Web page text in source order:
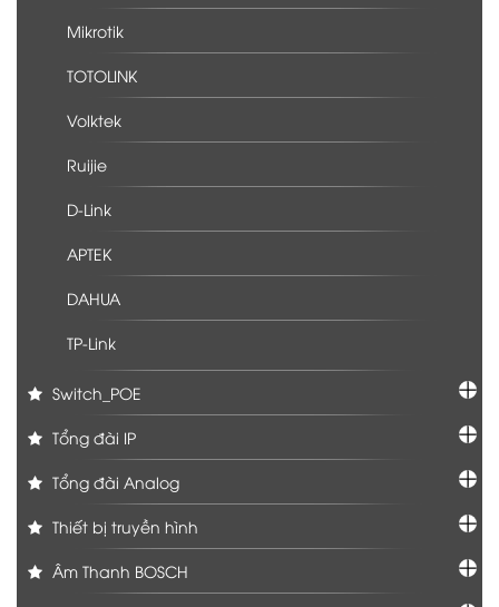
Mikrotik
TOTOLINK
Volktek
Ruijie
D-Link
APTEK
DAHUA
TP-Link
Switch_POE
Tổng đài IP
Tổng đài Analog
Thiết bị truyền hình
Âm Thanh BOSCH